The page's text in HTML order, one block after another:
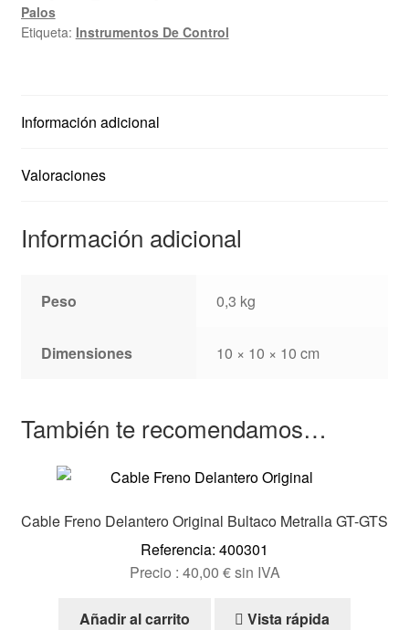
Palos
Etiqueta: Instrumentos De Control
Información adicional
Valoraciones
Información adicional
Peso 0,3 kg
Dimensiones 10 × 10 × 10 cm
También te recomendamos…
Cable Freno Delantero Original Bultaco Metralla GT-GTS
Referencia: 400301
Precio : 40,00 €sin IVA
Añadir al carrito Vista rápida